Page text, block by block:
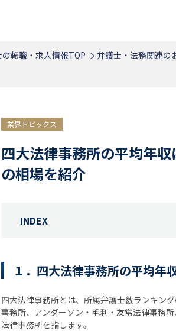
転職・求人情報TOP 弁護士・法務関連の
業界トピックス
四大法律事務所の平均年
の相場を紹介
INDEX
１．四大法律事務所の平均年
四大法律事務所とは、所属弁護士数ランキン
事務所、アンダーソン・毛利・友常法律事務
法律事務所を指します。